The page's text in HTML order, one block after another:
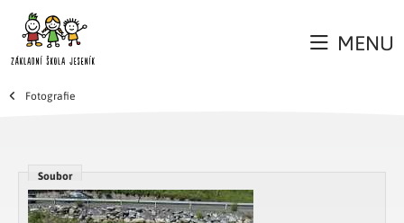
MENU
Fotografie
Soubor